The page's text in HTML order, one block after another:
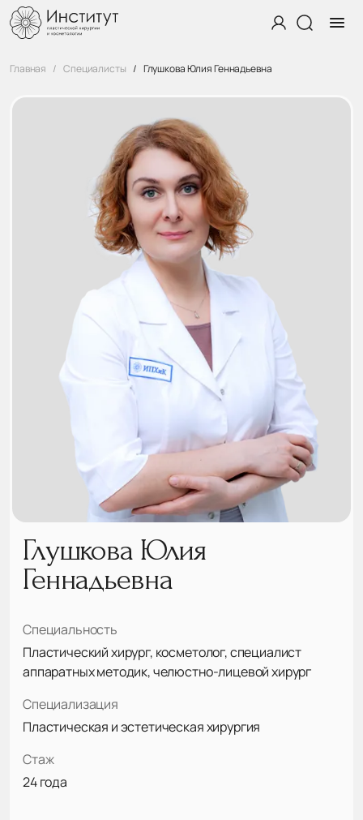
Главная Специалисты Глушкова Юлия Геннадьевна
Глушкова Юлия
Геннадьевна
Специальность
Пластический хирург, косметолог, специалист
аппаратных методик, челюстно-лицевой хирург
Специализация
Пластическая и эстетическая хирургия
Стаж
24 года